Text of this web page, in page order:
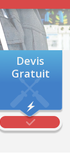
Devis
Gratuit